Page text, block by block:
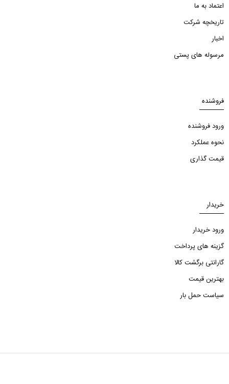
اعتماد به ما
تاریخچه شرکت
اخبار
مرسوله های پستی
فروشنده
ورود فروشنده
نحوه عملکرد
قیمت گذاری
خریدار
ورود خریدار
گزینه های پرداخت
گارانتی برگشت کالا
بهترین قیمت
سیاست حمل بار